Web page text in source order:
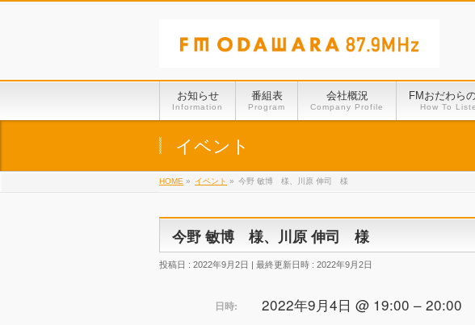
お知らせ
Information
番組表
Program
会社概況
Company Profile
FMおだわら
How To
イベント
HOME » イベント » 今野 敏博 様、川原 伸司 様
今野 敏博 様、川原 伸司 様
投稿日 : 2022年9月2日 最終更新日時 : 2022年9月2日
日時: 2022年9月4日 @ 19:00 – 20:00